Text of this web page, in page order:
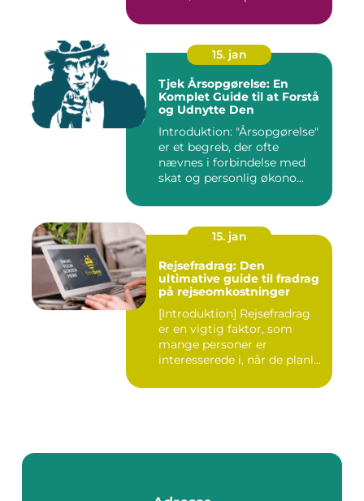
15. jan
Tjek Årsopgørelse: En
Komplet Guide til at Forstå
og Udnytte Den
Introduktion: "Årsopgørelse"
er et begreb, der ofte
nævnes i forbindelse med
skat og personlig økono...
15. jan
Rejsefradrag: Den
ultimative guide til fradrag
på rejseomkostninger
[Introduktion] Rejsefradrag
er en vigtig faktor, som
mange personer er
interesserede i, når de planl...